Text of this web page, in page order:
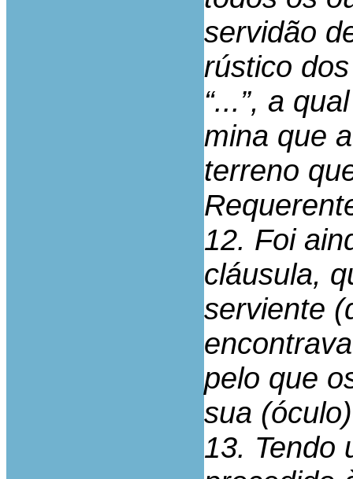
servidão
rústico
“...”, a
mina que
terreno
12. Foi
cláusula,
serviente
pelo que
sua
13. Tendo